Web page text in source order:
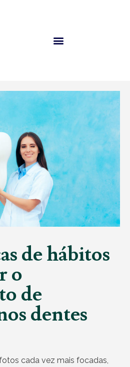
de hábitos
o
de
dentes
cada vez mais focadas,